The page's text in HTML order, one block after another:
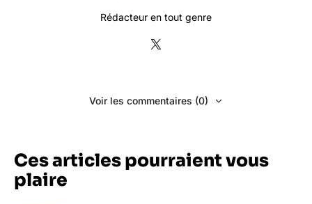
Rédacteur en tout genre
Voir les commentaires (0)
Ces articles pourraient vous
plaire